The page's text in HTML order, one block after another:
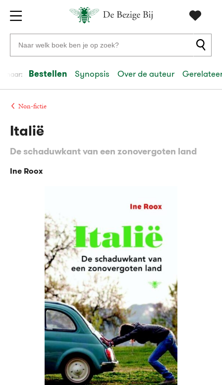
Gratis
verzending
vanaf
20
euro
Voor
23:59
volgendein
Veilig
Gratis
retourneren
Zoeken
naar
auteurs
en
uitgevers
naar: Bestellen Synopsis Over de auteur
Non-fictie
Italië
De schaduwkant van een zonovergoten land
Ine Roox